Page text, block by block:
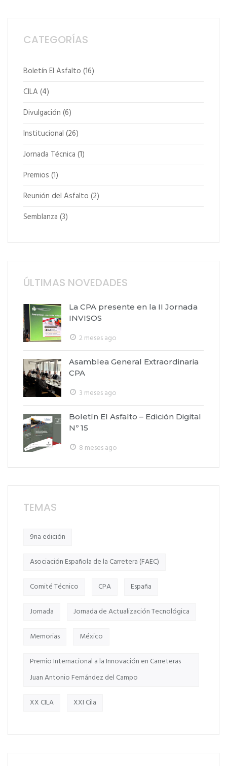
CATEGORÍAS
Boletín El Asfalto (16)
CILA (4)
Divulgación (6)
Institucional (26)
Jornada Técnica (1)
Premios (1)
Reunión del Asfalto (2)
Semblanza (3)
ÚLTIMAS NOVEDADES
La CPA presente en la II Jornada
INVISOS
2 meses ago
Asamblea General Extraordinaria
CPA
3 meses ago
Boletín El Asfalto – Edición Digital
Nº 15
8 meses ago
TEMAS
9na edición
Asociación Española de la Carretera (FAEC)
Comité Técnico CPA España
Jornada Jornada de Actualización Tecnológica
Memorias México
Premio Internacional a la Innovación en Carreteras
Juan Antonio Fernández del Campo
XX CILA XXI Cila